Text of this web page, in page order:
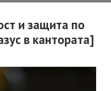
и защита по
в кантората]